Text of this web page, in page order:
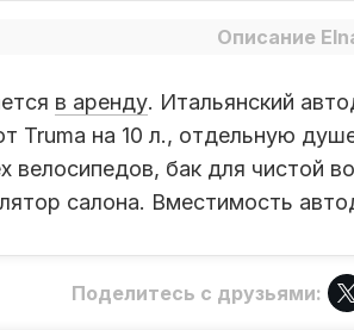
Описание
в аренду. Итальянский
Truma на 10 л., отдельную
велосипедов, бак для чистой
салона. Вместимость
Поделитесь с друзьями: